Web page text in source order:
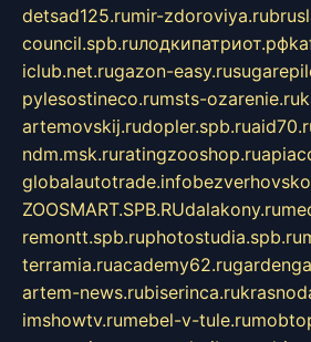
detsad125.rumir-zdoroviya.ru
council.spb.ruлодкипатриот.рф
iclub.net.rugazon-easy.ru
pylesostineco.rumsts-ozarenie.ru
artemovskij.rudopler.spb.ru
ndm.msk.ruratingzooshop.ru
globalautotrade.info
ZOOSMART.SPB.RUdalakony.ru
remontt.spb.ruphotostudia.spb.ru
terramia.ruacademy62.ru
artem-news.rubiserinca.ru
imshowtv.rumebel-v-tule.ru